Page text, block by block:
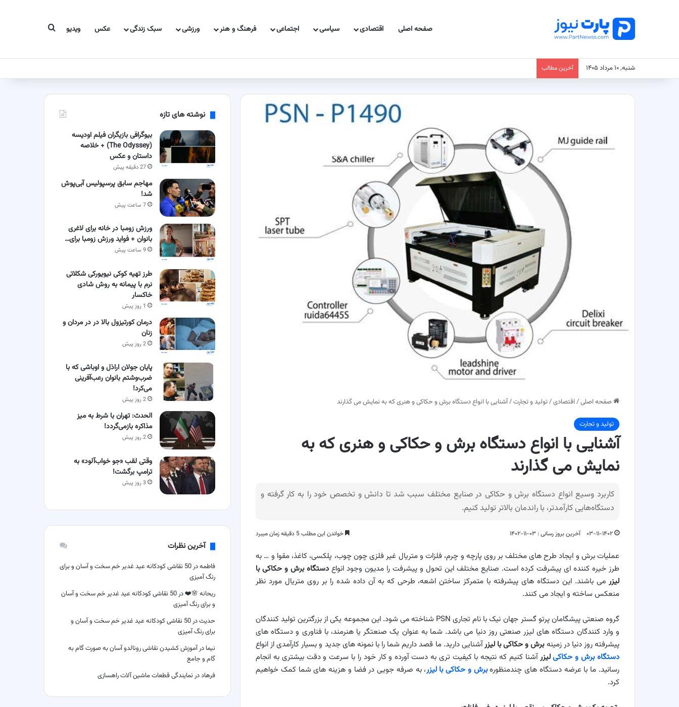
صفحه اصلی اقتصادی سیاسی اجتماعی فرهنگ و هنر ورزشی سبک زندگی عکس ویدیو جستجو برای
شنبه, ۱۰ مرداد ۱۴۰۵ آخرین مطالب
صفحه اصلی/ اقتصادی/تولید و تجارت/آشنایی با انواع دستگاه برش و حکاکی و هنری که به نمایش می گذارند
تولید و تجارت
آشنایی با انواع دستگاه برش و حکاکی و هنری که به
نمایش می گذارند
کاربرد وسیع انواع دستگاه برش و حکاکی در صنایع مختلف سبب شد تا دانش و تخصص خود را به کار گرفته و
دستگاه‌هایی کارآمدتر، با راندمان بالاتر تولید کنیم.
۰۳-۱۱-۱۴۰۲ آخرین بروز رسانی : ۰۳-۱۱-۱۴۰۲ خواندن این مطلب 5 دقیقه زمان میبرد
عملیات برش و ایجاد طرح های مختلف بر روی پارچه و چرم، فلزات و متریال غیر فلزی چون چوب، پلکسی، کاغذ، مقوا و … به
طرز خیره کننده ای پیشرفت کرده است. صنایع مختلف این تحول و پیشرفت را مدیون وجود انواع دستگاه برش و حکاکی با
لیزر می باشند. این دستگاه های پیشرفته با متمرکز ساختن اشعه، طرحی که به آن داده شده را بر روی متریال مورد نظر
منعکس ساخته و ایجاد می کنند.
گروه صنعتی پیشگامان پرتو گستر جهان نیک با نام تجاری PSN شناخته می شود. این مجموعه یکی از بزرگترین تولید کنندگان
و وارد کنندگان دستگاه های لیزر صنعتی روز دنیا می باشد. شما به عنوان یک صنعتگر یا هنرمند، با فناوری و دستگاه های
پیشرفته روز دنیا در زمینهبرش و حکاکی با لیزرآشنایی دارید. ما قصد داریم شما را با نمونه های جدید و بسیار کارآمدی از انواع
دستگاه برش و حکاکیلیزرآشنا کنیم که نتیجه با کیفیت تری به دست آورده و کار خود را با سرعت و دقت بیشتری به انجام
رسانید. ما با عرضه دستگاه های چندمنظورهبرش و حکاکی با لیزر، به صرفه جویی در فضا و هزینه های شما کمک خواهیم
کرد.
نوشته های تازه
بیوگرافی بازیگران فیلم اودیسه
(The Odyssey) + خلاصه
داستان و عکس
27 دقیقه پیش
مهاجم سابق پرسپولیس آبی‌پوش
شد!
7 ساعت پیش
ورزش زومبا در خانه برای لاغری
بانوان + فواید ورزش زومبا برای…
9 ساعت پیش
طرز تهیه کوکی نیویورکی شکلاتی
نرم با پیمانه به روش شادی
خاکسار
1 روز پیش
درمان کورتیزول بالا در در مردان و
زنان
2 روز پیش
پایان جولان اراذل و اوباشی که با
ضرب‌وشتم بانوان رعب‌آفرینی
می‌کرد!
2 روز پیش
الحدث: تهران با شرط به میز
مذاکره بازمی‌گردد!
2 روز پیش
وقتی لقب «جو خواب‌آلود» به
ترامپ برگشت!
3 روز پیش
آخرین نظرات
فاطمهدر
50 نقاشی کودکانه عید غدیر خم سخت و آسان و برای
رنگ آمیزی
ریحانه 🌸❤️در
50 نقاشی کودکانه عید غدیر خم سخت و آسان
و برای رنگ آمیزی
حدیثدر
50 نقاشی کودکانه عید غدیر خم سخت و آسان و
برای رنگ آمیزی
نیما درآموزش کشیدن نقاشی رونالدو آسان به صورت گام به
گام و جامع
فرهاددر نمایندگی قطعات ماشین آلات راهسازی